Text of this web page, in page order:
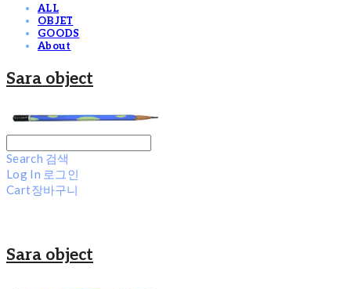
ALL
OBJET
GOODS
About
Sara object
Search 검색
Log In 로그인
Cart장바구니
Sara object